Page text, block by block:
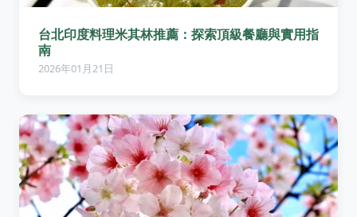
台北印度料理米其林推薦：探索頂級餐廳與實用指
南
2026年01月21日